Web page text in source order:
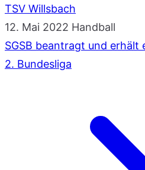
TSV Willsbach
12. Mai 2022 Handball
SGSB beantragt und erhält
2. Bundesliga